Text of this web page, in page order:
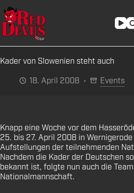
Zum
Inhalt
springen
Kader von Slowenien steht auch
18. April 2008
Events
Knapp eine Woche vor dem
25. bis 27. April 2008 in
Aufstellungen der teilnehmenden
Nachdem die Kader der Deutschen
bekannt ist, folgte nun auch die
Nationalmannschaft.